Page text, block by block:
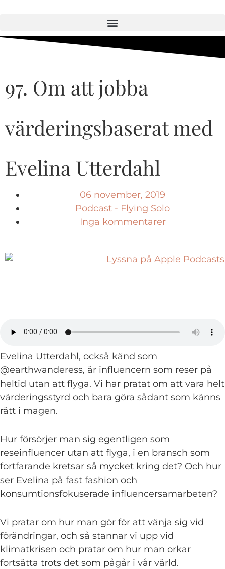
97. Om att jobba
värderingsbaserat med
Evelina Utterdahl
06 november, 2019
Podcast - Flying Solo
Inga kommentarer
Evelina Utterdahl, också känd som
@earthwanderess, är influencern som reser på
heltid utan att flyga. Vi har pratat om att vara helt
värderingsstyrd och bara göra sådant som känns
rätt i magen.
Hur försörjer man sig egentligen som
reseinfluencer utan att flyga, i en bransch som
fortfarande kretsar så mycket kring det? Och hur
ser Evelina på fast fashion och
konsumtionsfokuserade influencersamarbeten?
Vi pratar om hur man gör för att vänja sig vid
förändringar, och så stannar vi upp vid
klimatkrisen och pratar om hur man orkar
fortsätta trots det som pågår i vår värld.